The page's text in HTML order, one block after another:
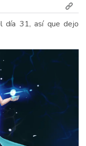
día 31, así que dejo